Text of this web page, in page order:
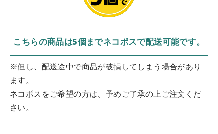
こちらの商品は5個までネコポスで配送可能です。
※但し、配送途中で商品が破損してしまう場合があり
ます。
ネコポスをご希望の方は、予めご了承の上ご注文くだ
さい。